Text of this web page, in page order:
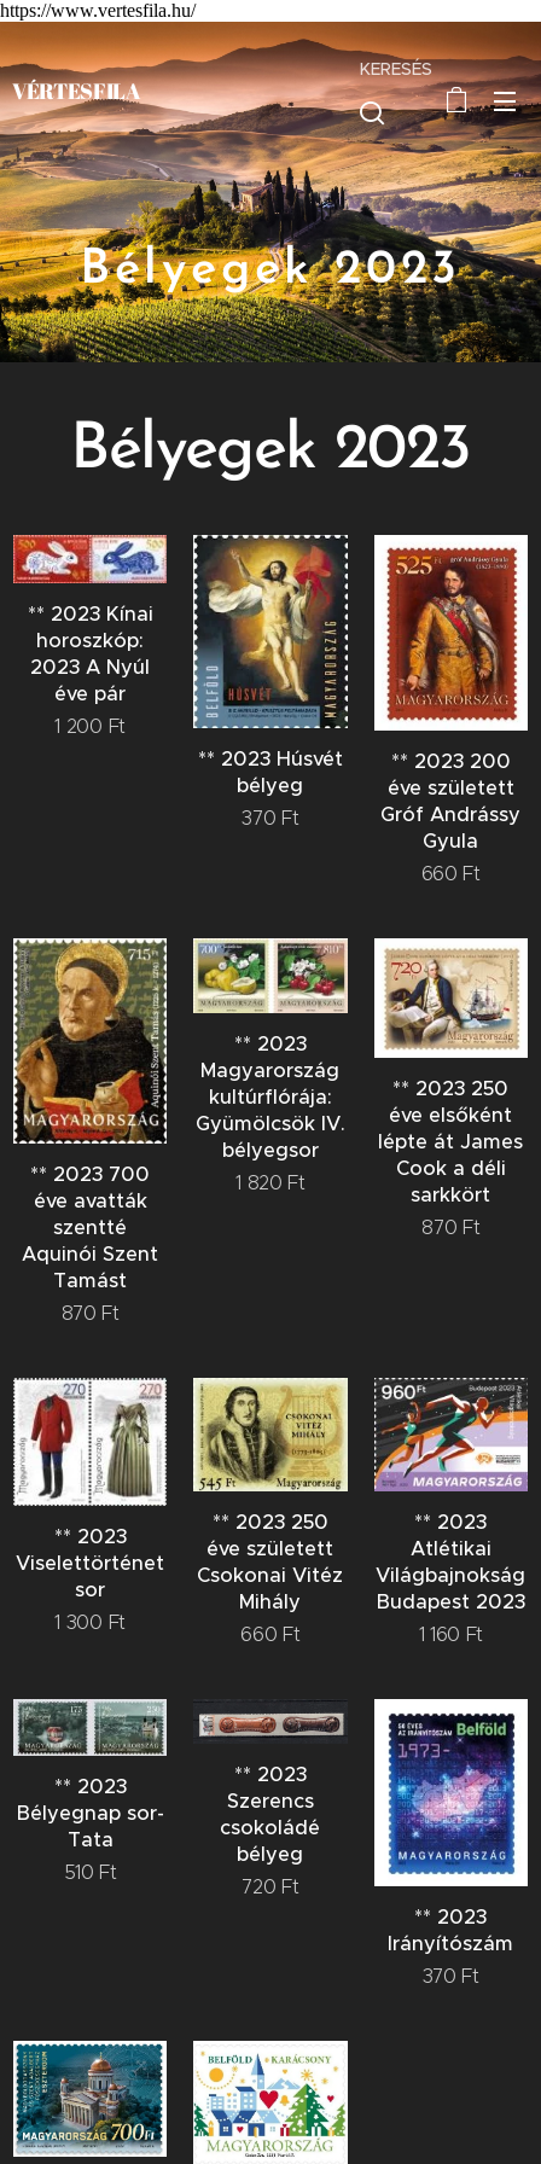
https://www.vertesfila.hu/
VÉRTESFILA
KERESÉS
Bélyegek 2023
Bélyegek 2023
** 2023 Kínai
horoszkóp:
2023 A Nyúl
éve pár
1 200 Ft
** 2023 Húsvét
bélyeg
370 Ft
** 2023 200
éve született
Gróf Andrássy
Gyula
660 Ft
** 2023 700
éve avatták
szentté
Aquinói Szent
Tamást
870 Ft
** 2023
Magyarország
kultúrflórája:
Gyümölcsök IV.
bélyegsor
1 820 Ft
** 2023 250
éve elsőként
lépte át James
Cook a déli
sarkkört
870 Ft
** 2023
Viselettörténet
sor
1 300 Ft
** 2023 250
éve született
Csokonai Vitéz
Mihály
660 Ft
** 2023
Atlétikai
Világbajnokság
Budapest 2023
1 160 Ft
** 2023
Bélyegnap sor-
Tata
510 Ft
** 2023
Szerencs
csokoládé
bélyeg
720 Ft
** 2023
Irányítószám
370 Ft